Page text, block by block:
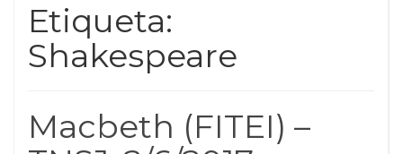
Etiqueta:
Shakespeare
Macbeth (FITEI) –